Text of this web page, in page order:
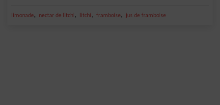
limonade, nectar de litchi, litchi, framboise, jus de framboise